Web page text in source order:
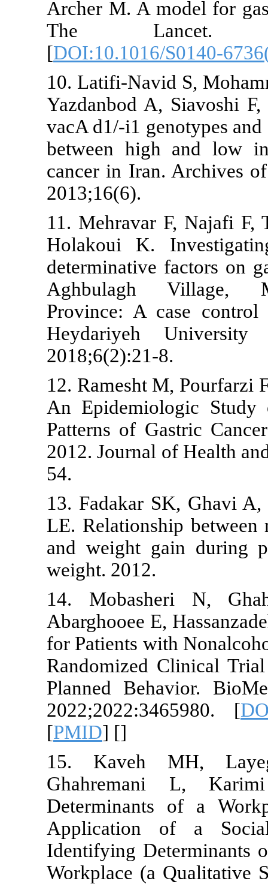
Archer M. A
The
[
10. Latifi-
Yazdanbod
vacA d1/-i1
between
cancer in
11.
Holakoui
Province: A
12. Ramesht
An
Patterns of
2012.
13. Fadakar
LE.
and weight
14.
Abarghooee
for Patients
Planned
15.
Identifying
Workplace